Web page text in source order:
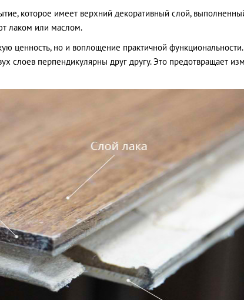
которое имеет верхний декоративный слой,
лаком или маслом.
ценность, но и воплощение практичной
слоев перпендикулярны друг другу. Это предотвращает